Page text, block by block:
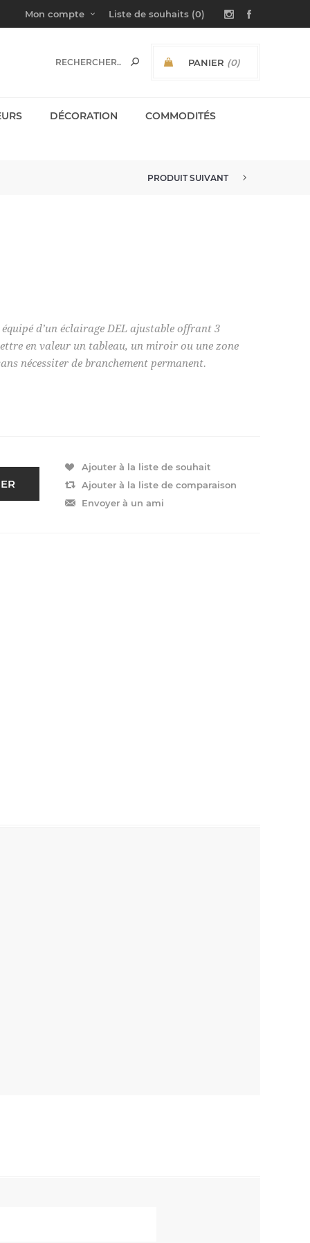
Mon compte Liste de souhaits (0)
PANIER (0)
DÉCORATION COMMODITÉS
PRODUIT SUIVANT
d’un éclairage DEL ajustable offrant 3
en valeur un tableau, un miroir ou une zone
nécessiter de branchement permanent.